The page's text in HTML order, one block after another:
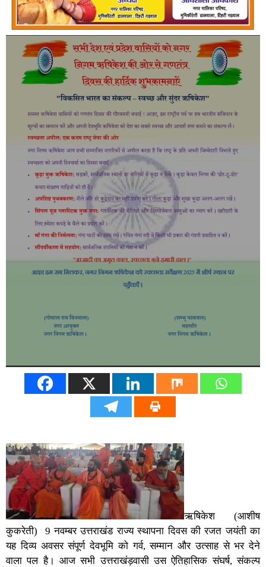
ऋषिकेश (आशीष
कुकरेती) 9 नवम्बर उत्तराखंड राज्य स्थापना दिवस की रजत जयंती का
यह दिव्य अवसर संपूर्ण देवभूमि को गर्व, सम्मान और उत्साह से भर देने
वाला पल है। आज सभी उत्तराखंड़वासी उस ऐतिहासिक संघर्ष, संकल्प